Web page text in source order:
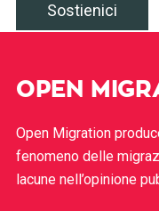
Sostienici
OPEN
Open Migration
fenomeno delle
lacune nell’opinione